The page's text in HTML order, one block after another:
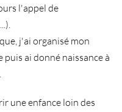
l'appel de
j'ai organisé mon
puis ai donné naissance à
une enfance loin des